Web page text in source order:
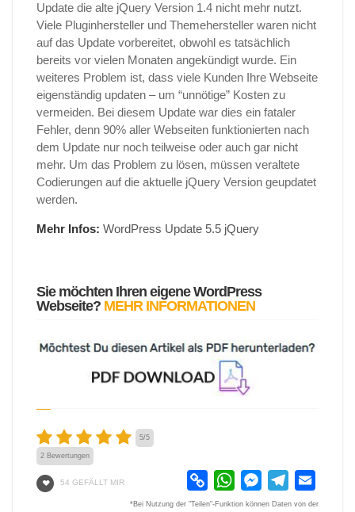
Update die alte jQuery Version 1.4 nicht mehr nutzt.
Viele Pluginhersteller und Themehersteller waren nicht
auf das Update vorbereitet, obwohl es tatsächlich
bereits vor vielen Monaten angekündigt wurde. Ein
weiteres Problem ist, dass viele Kunden Ihre Webseite
eigenständig updaten – um “unnötige” Kosten zu
vermeiden. Bei diesem Update war dies ein fataler
Fehler, denn 90% aller Webseiten funktionierten nach
dem Update nur noch teilweise oder auch gar nicht
mehr. Um das Problem zu lösen, müssen veraltete
Codierungen auf die aktuelle jQuery Version geupdatet
werden.
Mehr Infos: WordPress Update 5.5 jQuery
Sie möchten Ihren eigene WordPress
Webseite? MEHR INFORMATIONEN
5/5
2 Bewertungen
54 GEFÄLLT MIR
Copy
Link
WhatsAppMessenger
Telegram
*Bei Nutzung der "Teilen"-Funktion können Daten von der